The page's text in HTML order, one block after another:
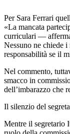
Per Sara Ferrari
«La mancata
curriculari —
Nessuno ne chiede
responsabilità se il
Nel commento,
smacco in
dell’imbarazzo che
Il silenzio del
Mentre il segretario